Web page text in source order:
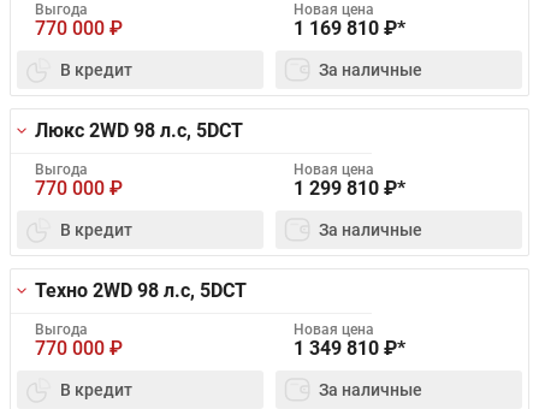
Выгода
770 000 ₽
Новая цена
1 169 810 ₽*
В кредит За наличные
Люкс 2WD 98 л.с, 5DCT
Выгода
770 000 ₽
Новая цена
1 299 810 ₽*
В кредит За наличные
Техно 2WD 98 л.с, 5DCT
Выгода
770 000 ₽
Новая цена
1 349 810 ₽*
В кредит За наличные